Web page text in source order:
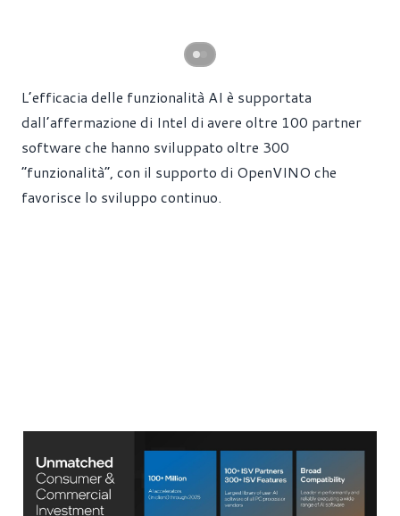
L’efficacia delle funzionalità AI è supportata
dall’affermazione di Intel di avere oltre 100 partner
software che hanno sviluppato oltre 300
“funzionalità”, con il supporto di OpenVINO che
favorisce lo sviluppo continuo.